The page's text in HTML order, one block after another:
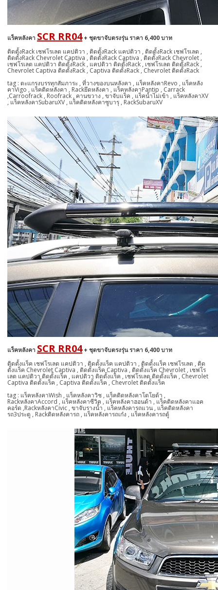
แร็คหลังคา SCR RR04+ ชุดขาจับตรงรุ่น ราคา 6,400 บาท
ติดตั้งRack เชฟโรเลต แคปติวา , ติดตั้งRack แคปติวา , ติดตั้งRack เชฟโรเลต ,
ติดตั้งRack Chevrolet Captiva , ติดตั้งRack Captiva , ติดตั้งRack Chevrolet ,
เชฟโรเลต แคปติวา ติดตั้งRack , แคปติวา ติดตั้งRack , เชฟโรเลต ติดตั้งRack ,
Chevrolet Captiva ติดตั้งRack , Captiva ติดตั้งRack , Chevrolet ติดตั้งRack
tag : ตะแกรงบรรทุกสัมภาระ , ที่วางของบนหลังคา , แร็คหลังคาRevo , แร็คหลัง
คาVigo , แร็คติดหลังคา , Rackยึดหลังคา , แร็คหลังคาPantip , Carrack
,Carroofrack , Roofrack , คานขวาง , ขาจับแร็ค , แร็คน้ำไม่เข้า , แร็คหลังคาXV
, แร็คหลังคาSubaruXV , แร็คติดหลังคาซูบารุ , RackSubaruXV
แร็คหลังคา SCR RR04+ ชุดขาจับตรงรุ่น ราคา 6,400 บาท
ติดตั้งแร็ค เชฟโรเลต แคปติวา , ติดตั้งแร็ค แคปติวา , ติดตั้งแร็ค เชฟโรเลต , ติด
ตั้งแร็ค Chevrolet Captiva , ติดตั้งแร็ค Captiva , ติดตั้งแร็ค Chevrolet , เชฟโร
เลต แคปติวา ติดตั้งแร็ค , แคปติวา ติดตั้งแร็ค , เชฟโรเลต ติดตั้งแร็ค , Chevrolet
Captiva ติดตั้งแร็ค , Captiva ติดตั้งแร็ค , Chevrolet ติดตั้งแร็ค
tag : แร็คหลังคาWish , แร็คหลังคาวิช , แร็คติดหลังคาโตโยต้า ,
RackหลังคาAccord , แร็คหลังคาซีวิค , แร็คหลังคาฮอนด้า , แร็คติดหลังคาแอค
คอร์ด ,RackหลังคาCivic , ขาจับรางน้ำ , แร็คหลังคารถแวน , แร็คติดหลังคา
รถ3ประตู , Rackติดหลังคารถ , แร็คหลังคารถเก๋ง , แร็คหลังคารถตู้